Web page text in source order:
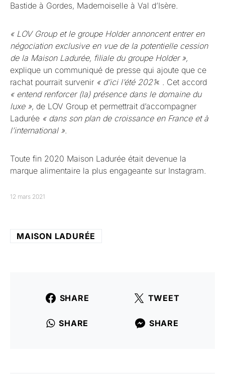
Bastide à Gordes, Mademoiselle à Val d’Isère.
« LOV Group et le groupe Holder annoncent entrer en
négociation exclusive en vue de la potentielle cession
de la Maison Ladurée, filiale du groupe Holder »,
explique un communiqué de presse qui ajoute que ce
rachat pourrait survenir « d’ici l’été 2021« . Cet accord
« entend renforcer (la) présence dans le domaine du
luxe », de LOV Group et permettrait d’accompagner
Ladurée « dans son plan de croissance en France et à
l’international ».
Toute fin 2020 Maison Ladurée était devenue la
marque alimentaire la plus engageante sur Instagram.
12 mars 2021
MAISON LADURÉE
SHARE TWEET
SHARE SHARE